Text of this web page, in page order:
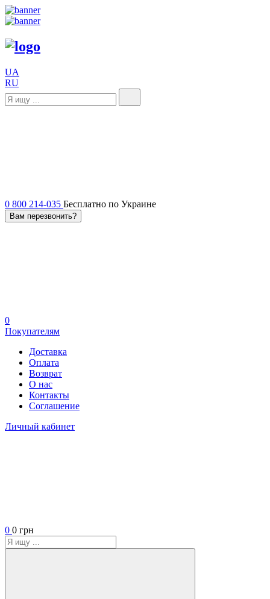
UA
RU
0 800 214-035 Бесплатно по Украине
Вам перезвонить?
0
Покупателям
Доставка
Оплата
Возврат
О нас
Контакты
Соглашение
Личный кабинет
0 0 грн